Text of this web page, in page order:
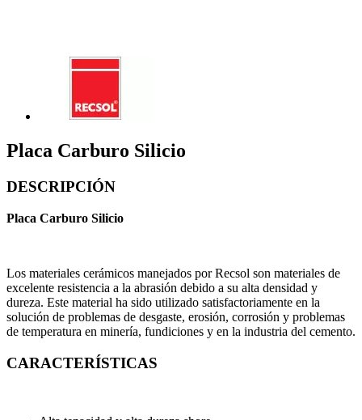
Placa Carburo Silicio
DESCRIPCIÓN
Placa Carburo Silicio
Los materiales cerámicos manejados por Recsol son materiales de
excelente resistencia a la abrasión debido a su alta densidad y
dureza. Este material ha sido utilizado satisfactoriamente en la
solución de problemas de desgaste, erosión, corrosión y problemas
de temperatura en minería, fundiciones y en la industria del cemento.
CARACTERÍSTICAS